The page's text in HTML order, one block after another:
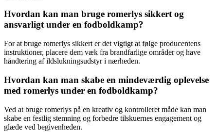
Hvordan kan man bruge romerlys sikkert og
ansvarligt under en fodboldkamp?
For at bruge romerlys sikkert er det vigtigt at følge producentens
instruktioner, placere dem væk fra brandfarlige områder og have
håndtering af ildslukningsudstyr i nærheden.
Hvordan kan man skabe en mindeværdig oplevelse
med romerlys under en fodboldkamp?
Ved at bruge romerlys på en kreativ og kontrolleret måde kan man
skabe en festlig stemning og forbedre tilskuernes engagement og
glæde ved begivenheden.